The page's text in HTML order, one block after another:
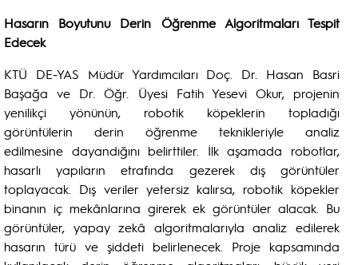
Hasarın Boyutunu Derin Öğrenme Algoritmaları Tespit
Edecek
KTÜ DE-YAS Müdür Yardımcıları Doç. Dr. Hasan Basri
Başağa ve Dr. Öğr. Üyesi Fatih Yesevi Okur, projenin
yenilikçi yönünün, robotik köpeklerin topladığı
görüntülerin derin öğrenme teknikleriyle analiz
edilmesine dayandığını belirttiler. İlk aşamada robotlar,
hasarlı yapıların etrafında gezerek dış görüntüler
toplayacak. Dış veriler yetersiz kalırsa, robotik köpekler
binanın iç mekânlarına girerek ek görüntüler alacak. Bu
görüntüler, yapay zekâ algoritmalarıyla analiz edilerek
hasarın türü ve şiddeti belirlenecek. Proje kapsamında